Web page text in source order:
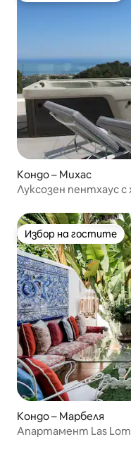
Кондо – Михас
Луксозен пентхаус
Избор на гостите
Избор на гостите
Кондо – Марбеля
Апартамент Las